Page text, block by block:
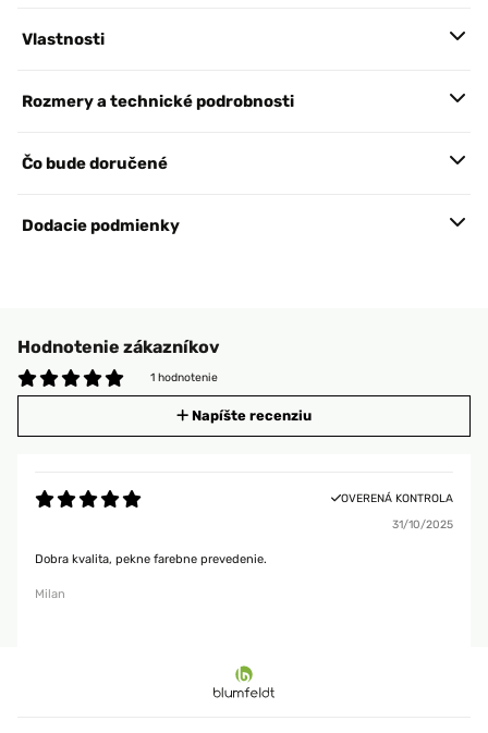
Vlastnosti
Rozmery a technické podrobnosti
Čo bude doručené
Dodacie podmienky
Hodnotenie zákazníkov
1 hodnotenie
Napíšte recenziu
OVERENÁ KONTROLA
31/10/2025
Dobra kvalita, pekne farebne prevedenie.
Milan